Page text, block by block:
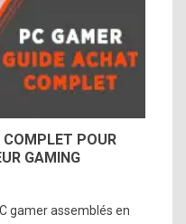
COMPLET POUR
GAMING
gamer assemblés en